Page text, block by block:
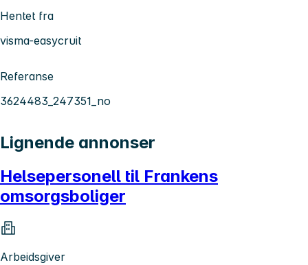
Hentet fra
visma-easycruit
Referanse
3624483_247351_no
Lignende annonser
Helsepersonell til Frankens
omsorgsboliger
Arbeidsgiver